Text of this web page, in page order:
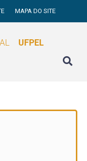
MAPA DO SITE
UFPEL